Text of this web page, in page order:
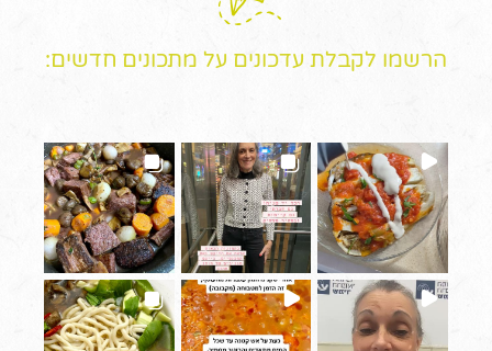
הרשמו לקבלת עדכונים על מתכונים חדשים: